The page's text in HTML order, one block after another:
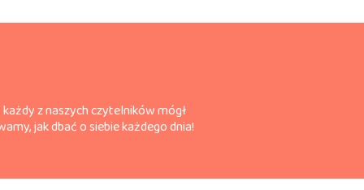
z naszych czytelników mógł
jak dbać o siebie każdego dnia!